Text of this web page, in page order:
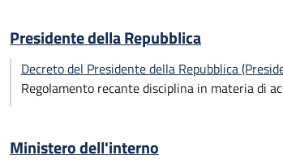
Presidente della Repubblica
Decreto del Presidente della Repubblica
Regolamento recante disciplina in materia di
Ministero dell'interno